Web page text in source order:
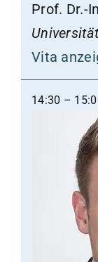
Prof. Dr.-
Vita
14:30 –